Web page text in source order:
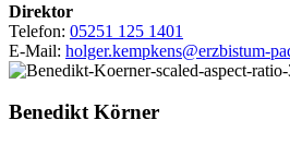
Direktor
Telefon: 05251 125 1401
E-Mail: holger.kempkens@erzbistum-
BenediktKörner